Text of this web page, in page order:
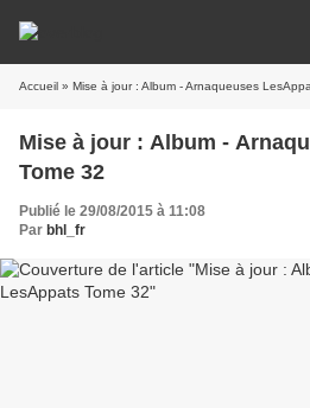
Accueil » Mise à jour : Album - Arnaqueuses
Mise à jour : Album -
Tome 32
Publié le 29/08/2015 à 11:08
Par bhl_fr